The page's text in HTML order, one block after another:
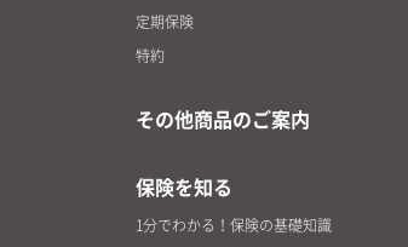
定期保険
特約
その他商品のご案内
保険を知る
1分でわかる！保険の基礎知識